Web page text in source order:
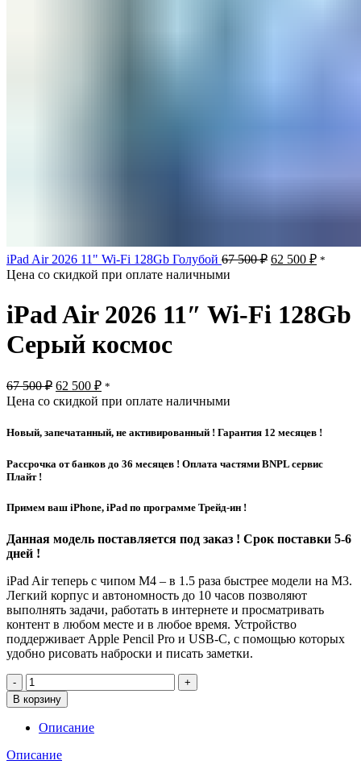
iPad Air 2026 11" Wi-Fi 128Gb Голубой 67 500₽ Первоначальная
500 ₽.
62 500 ₽ *
Цена со скидкой при оплате наличными
iPad Air 2026 11″ Wi-Fi 128Gb
Серый космос
67 500₽ Первоначальная
цена
составляла
62 500 ₽Текущая
цена:
62
500 ₽.
*
Цена со скидкой при оплате наличными
Новый, запечатанный, не активированный ! Гарантия 12 месяцев !
Рассрочка от банков до 36 месяцев ! Оплата частями BNPL сервис
Плайт !
Примем ваш iPhone, iPad по программе Трейд-ин !
Данная модель поставляется под заказ ! Срок поставки 5-6
дней !
iPad Air теперь с чипом M4 – в 1.5 раза быстрее модели на M3.
Легкий корпус и автономность до 10 часов позволяют
выполнять задачи, работать в интернете и просматривать
контент в любом месте и в любое время. Устройство
поддерживает Apple Pencil Pro и USB-C, с помощью которых
удобно рисовать наброски и писать заметки.
Количество
товара
iPad
Air
2026
11"
В корзину
Описание
Описание